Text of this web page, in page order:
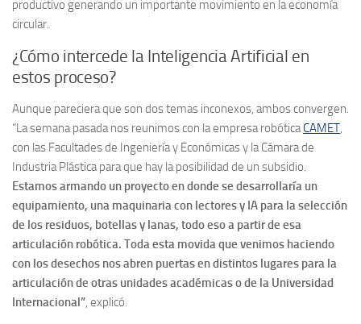
productivo generando un importante movimiento en la economía
circular.
¿Cómo intercede la Inteligencia Artificial en
estos proceso?
Aunque pareciera que son dos temas inconexos, ambos convergen.
“La semana pasada nos reunimos con la empresa robóticaCAMET,
con las Facultades de Ingeniería y Económicas y la Cámara de
Industria Plástica para que hay la posibilidad de un subsidio.
Estamos armando un proyecto en donde se desarrollaría un
equipamiento, una maquinaria con lectores y IA para la selección
de los residuos, botellas y lanas, todo eso a partir de esa
articulación robótica. Toda esta movida que venimos haciendo
con los desechos nos abren puertas en distintos lugares para la
articulación de otras unidades académicas o de la Universidad
Internacional”, explicó.